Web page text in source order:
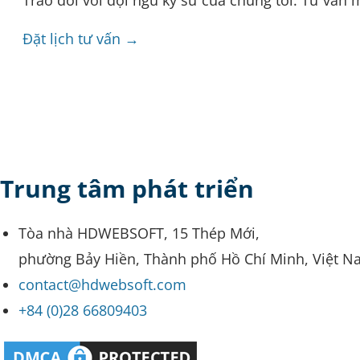
Đặt lịch tư vấn →
Trung tâm phát triển
Tòa nhà HDWEBSOFT, 15 Thép Mới,
phường Bảy Hiền, Thành phố Hồ Chí Minh, Việt
contact@hdwebsoft.com
+84 (0)28 66809403